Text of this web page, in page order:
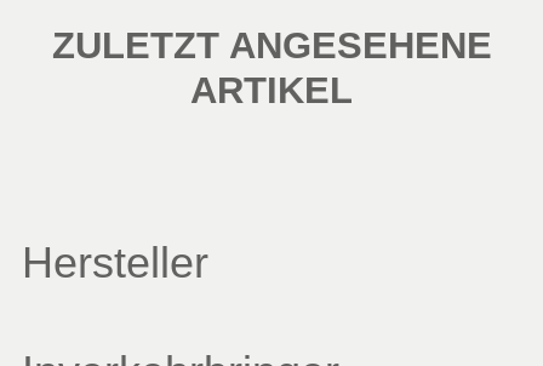
ZULETZT ANGESEHENE
ARTIKEL
Hersteller